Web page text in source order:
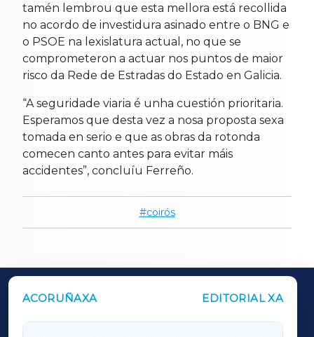
tamén lembrou que esta mellora está recollida
no acordo de investidura asinado entre o BNG e
o PSOE na lexislatura actual, no que se
comprometeron a actuar nos puntos de maior
risco da Rede de Estradas do Estado en Galicia.
“A seguridade viaria é unha cuestión prioritaria.
Esperamos que desta vez a nosa proposta sexa
tomada en serio e que as obras da rotonda
comecen canto antes para evitar máis
accidentes”, concluíu Ferreño.
coirós
ACORUÑAXA EDITORIAL XA
OUTROS PERIÓDICOS